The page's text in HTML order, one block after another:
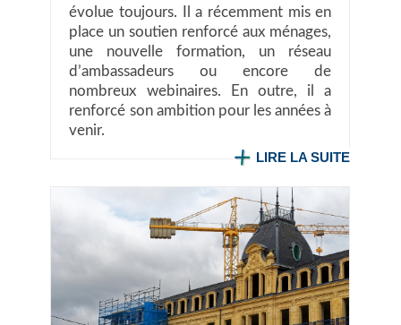
évolue toujours. Il a récemment mis en
place un soutien renforcé aux ménages,
une nouvelle formation, un réseau
d’ambassadeurs ou encore de
nombreux webinaires. En outre, il a
renforcé son ambition pour les années à
venir.
LIRE LA SUITE